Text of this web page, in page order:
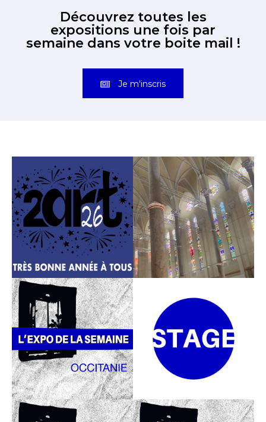
Découvrez toutes les
expositions une fois par
semaine dans votre boite mail !
Je m'inscris